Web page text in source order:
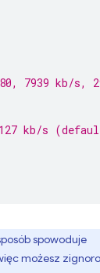
7939
kb/s
spowoduje
możesz